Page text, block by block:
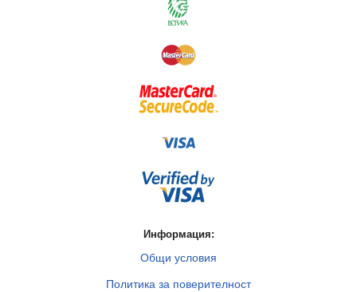
Информация:
Общи условия
Политика за поверителност